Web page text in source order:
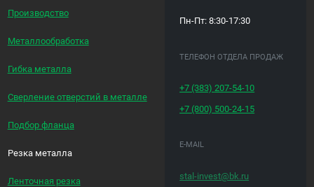
Производство
Металлообработка
Гибка металла
Сверление отверстий в металле
Подбор фланца
Резка металла
Ленточная резка
Пн-Пт: 8:30-17:30
ТЕЛЕФОН ОТДЕЛА ПРОДАЖ
+7 (383)207-54-10
+7 (800) 500-24-15
E-MAIL
stal-invest@bk.ru